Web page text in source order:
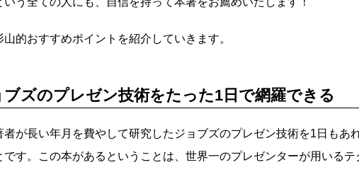
山的おすすめポイントを紹介していきます。
ブズのプレゼン技術をたった1日で網羅できる
者が長い年月を費やして研究したジョブズのプレゼン技術を1日もあ
です。この本があるということは、世界一のプレゼンターが用いるテ